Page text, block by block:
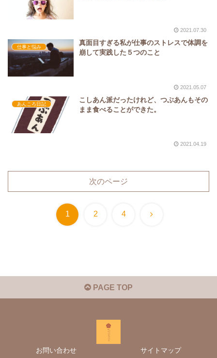
2021.07.30
仕事と悩み
真面目すぎる私が仕事のストレスで体調を
崩して実践した５つのこと
2021.05.07
あんころ日記
こしあん派だったけれど、つぶあんもその
まま食べることができた。
2021.04.19
次のページ
1 2 4 次
PAGE TOP
お問い合わせ サイトマップ